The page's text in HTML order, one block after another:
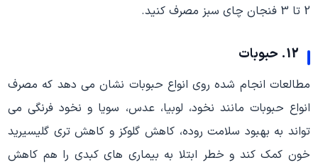
2 تا 3 فنجان چای سبز مصرف کنید.
12. حبوبات
مطالعات انجام شده روی انواع حبوبات نشان می دهد که مصرف
انواع حبوبات مانند نخود، لوبیا، عدس، سویا و نخود فرنگی می
تواند به بهبود سلامت روده، کاهش گلوکز و کاهش تری گلیسیرید
خون کمک کند و خطر ابتلا به بیماری های کبدی را هم کاهش